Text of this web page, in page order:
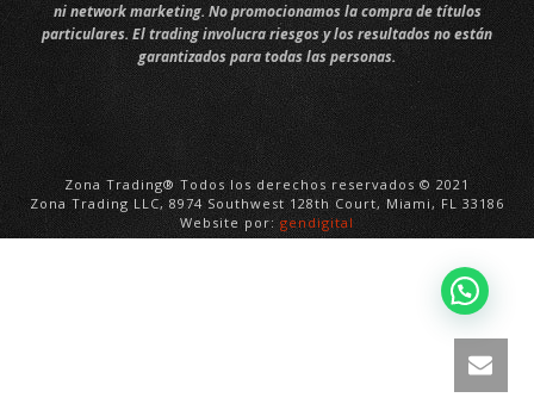
ni network marketing. No promocionamos la compra de títulos
particulares. El trading involucra riesgos y los resultados no están
garantizados para todas las personas.
Zona Trading® Todos los derechos reservados © 2021
Zona Trading LLC, 8974 Southwest 128th Court, Miami, FL 33186
Website por:gendigital